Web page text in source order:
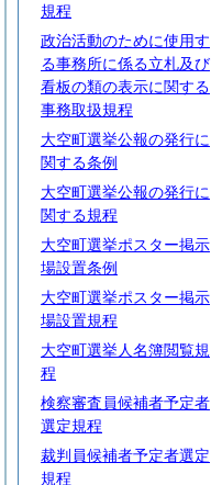
規程
政治活動のために使用す
る事務所に係る立札及び
看板の類の表示に関する
事務取扱規程
大空町選挙公報の発行に
関する条例
大空町選挙公報の発行に
関する規程
大空町選挙ポスター掲示
場設置条例
大空町選挙ポスター掲示
場設置規程
大空町選挙人名簿閲覧規
程
検察審査員候補者予定者
選定規程
裁判員候補者予定者選定
規程